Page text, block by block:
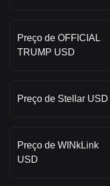
Preço de OFFICIAL
TRUMP USD
Preço de Stellar USD
Preço de WINkLink
USD